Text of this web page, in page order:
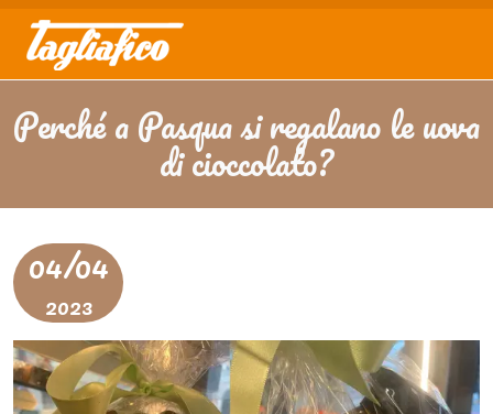
Perché a Pasqua si regalano le uova
di cioccolato?
04/04
2023